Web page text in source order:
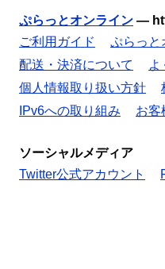
ぷらっとオンライン —
ご利用ガイド
ぷらっと
配送・決済について
よ
個人情報取り扱い方針
IPv6への取り組み
お客
ソーシャルメディア
Twitter公式アカウント